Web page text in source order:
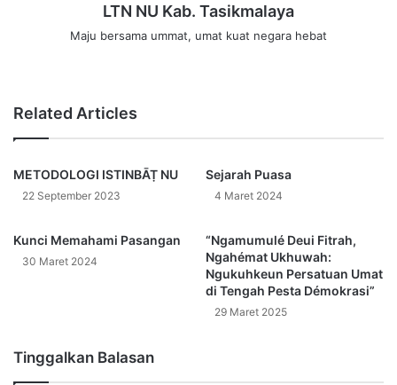
LTN NU Kab. Tasikmalaya
Maju bersama ummat, umat kuat negara hebat
t
Related Articles
METODOLOGI ISTINBĀṬ NU
22 September 2023
Sejarah Puasa
4 Maret 2024
Kunci Memahami Pasangan
30 Maret 2024
“Ngamumulé Deui Fitrah,
Ngahémat Ukhuwah:
Ngukuhkeun Persatuan Umat
di Tengah Pesta Démokrasi”
29 Maret 2025
Tinggalkan Balasan